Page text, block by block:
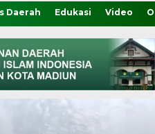
Daerah Edukasi Video